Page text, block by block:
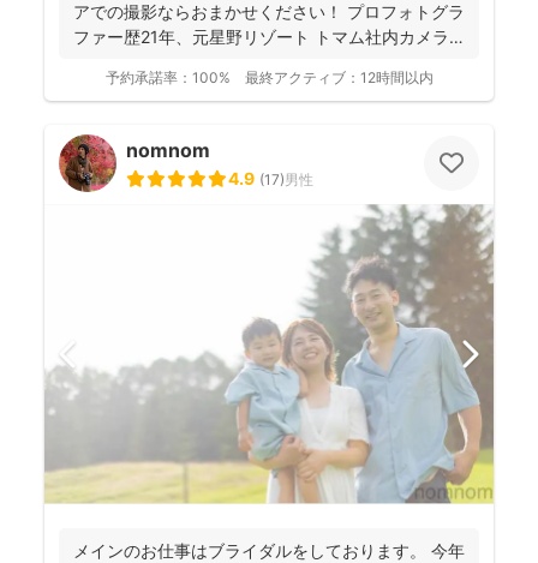
アでの撮影ならおまかせください！ プロフォトグラ
ファー歴21年、元星野リゾート トマム社内カメラ
予約承諾率： 100% 最終アクティブ： 12時間以内
nomnom
4.9 (17)男性
メインのお仕事はブライダルをしております。 今年